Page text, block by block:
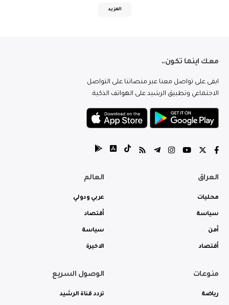
المزيد
معك اينما تكون..
ابقى على تواصل معنا عبر منصاتنا على التواصل
الاجتماعي وتطبيق الرشيد على الهواتف الذكية.
العراق
محليات
سياسة
أمن
أقتصاد
العالم
عربي ودولي
أقتصاد
سياسة
الاخيرة
منوعات
رياضة
الوصول السريع
تردد قناة الرشيد